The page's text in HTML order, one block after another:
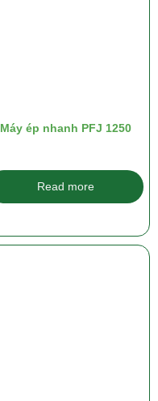
Máy ép nhanh PFJ 1250
Read more